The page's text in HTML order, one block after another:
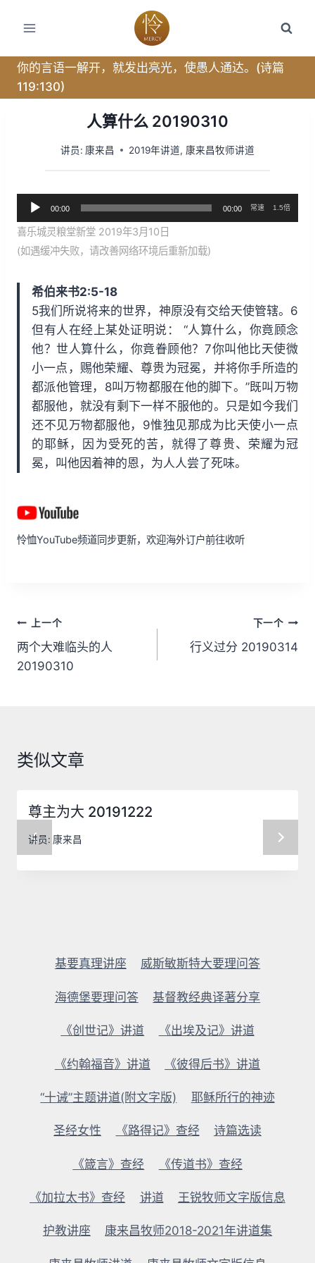
你的言语一解开，就发出亮光，使愚人通达。(诗篇
119:130)
人算什么 20190310
讲员: 康来昌 2019年讲道, 康来昌牧师讲道
频
播
放
00:00 00:00 常速 1.5倍
喜乐城灵粮堂新堂 2019年3月10日
(如遇缓冲失败，请改善网络环境后重新加载)
希伯来书2:5-18
5我们所说将来的世界，神原没有交给天使管辖。6
但有人在经上某处证明说： “人算什么，你竟顾念
他？世人算什么，你竟眷顾他？7你叫他比天使微
小一点，赐他荣耀、尊贵为冠冕，并将你手所造的
都派他管理，8叫万物都服在他的脚下。”既叫万物
都服他，就没有剩下一样不服他的。只是如今我们
还不见万物都服他，9惟独见那成为比天使小一点
的耶稣，因为受死的苦，就得了尊贵、荣耀为冠
冕，叫他因着神的恩，为人人尝了死味。
怜恤YouTube频道同步更新，欢迎海外订户前往收听
文
章
导
上一个
两个大难临头的人
20190310
下一个
行义过分 20190314
类似文章
尊主为大 20191222
讲员: 康来昌
基要真理讲座 威斯敏斯特大要理问答
海德堡要理问答 基督教经典译著分享
《创世记》讲道 《出埃及记》讲道
《约翰福音》讲道 《彼得后书》讲道
“十诫”主题讲道(附文字版) 耶稣所行的神迹
圣经女性 《路得记》查经 诗篇选读
《箴言》查经 《传道书》查经
《加拉太书》查经 讲道 王锐牧师文字版信息
护教讲座 康来昌牧师2018-2021年讲道集